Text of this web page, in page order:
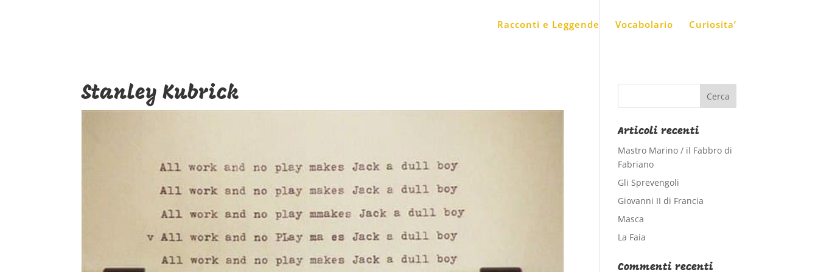
Racconti e Leggende Vocabolario Curiosita’
Stanley Kubrick
Articoli recenti
Mastro Marino / il Fabbro di
Fabriano
Gli Sprevengoli
Giovanni II di Francia
Masca
La Faia
Commenti recenti